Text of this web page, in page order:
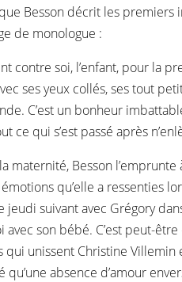
Besson décrit les premiers
de monologue :
contre soi, l’enfant, pour la
ses yeux collés, ses tout
C’est un bonheur
ce qui s’est passé après
maternité, Besson
qu’elle a ressenties
jeudi suivant avec Grégory
son bébé. C’est peut-
qui unissent Christine Villemin
qu’une absence d’amour